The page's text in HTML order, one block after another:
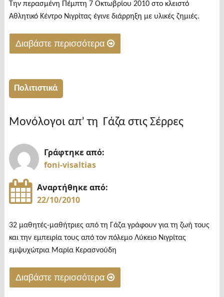
Την περασμένη Πέμπτη 7 Οκτωβρίου 2010 στο κλειστό
Αθλητικό Κέντρο Νιγρίτας έγινε διάρρηξη με υλικές ζημιές.
Διαβάστε περισσότερα
κλειστό
Νιγρίτας"
Πολιτιστικά
Μονόλογοι απ’ τη Γάζα στις Σέρρες
Γράφτηκε από:
foni-visaltias
Αναρτήθηκε από:
22/10/2010
32 μαθητές-μαθήτριες από τη Γάζα γράφουν για τη ζωή τους
και την εμπειρία τους από τον πόλεμο Λύκειο Νιγρίτας
εμψυχώτρια Μαρία Κερασνούδη
Διαβάστε περισσότερα